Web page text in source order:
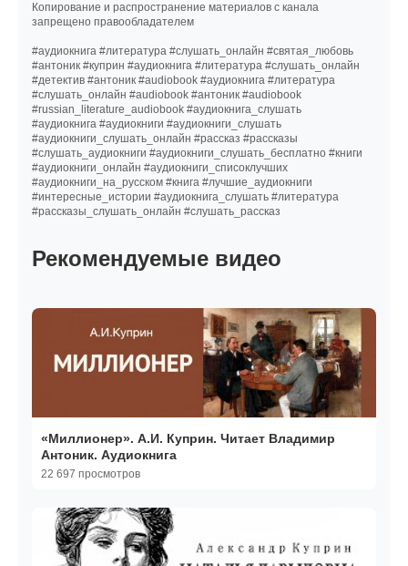
Копирование и распространение материалов с канала
запрещено правообладателем
#аудиокнига #литература #слушать_онлайн #святая_любовь
#антоник #куприн #аудиокнига #литература #слушать_онлайн
#детектив #антоник #audiobook #аудиокнига #литература
#слушать_онлайн #audiobook #антоник #audiobook
#russian_literature_audiobook #аудиокнига_слушать
#аудиокнига #аудиокниги #аудиокниги_слушать
#аудиокниги_слушать_онлайн #рассказ #рассказы
#слушать_аудиокниги #аудиокниги_слушать_бесплатно #книги
#аудиокниги_онлайн #аудиокниги_списоклучших
#аудиокниги_на_русском #книга #лучшие_аудиокниги
#интересные_истории #аудиокнига_слушать #литература
#рассказы_слушать_онлайн #слушать_рассказ
Рекомендуемые видео
«Миллионер». А.И. Куприн. Читает Владимир
Антоник. Аудиокнига
22 697 просмотров